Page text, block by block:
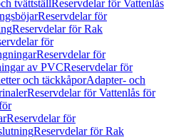
tvättställReservdelar för Vattenlås
Reservdelar för
Reservdelar för Rak
för
Reservdelar för
av PVCReservdelar för
och täckkåporAdapter- och
Reservdelar för Vattenlås för
Reservdelar för
Reservdelar för Rak